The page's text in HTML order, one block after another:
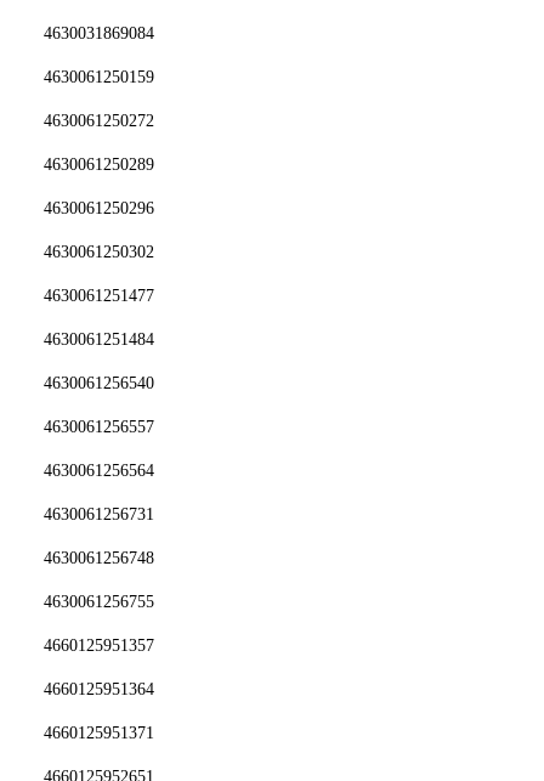
4630031869084
4630061250159
4630061250272
4630061250289
4630061250296
4630061250302
4630061251477
4630061251484
4630061256540
4630061256557
4630061256564
4630061256731
4630061256748
4630061256755
4660125951357
4660125951364
4660125951371
4660125952651